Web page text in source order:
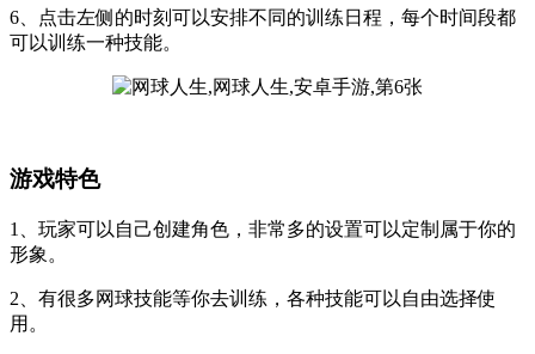
6、点击左侧的时刻可以安排不同的训练日程，每个时间段都
可以训练一种技能。
游戏特色
1、玩家可以自己创建角色，非常多的设置可以定制属于你的
形象。
2、有很多网球技能等你去训练，各种技能可以自由选择使
用。